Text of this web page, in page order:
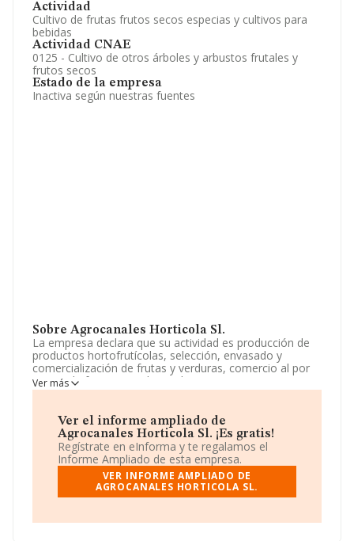
Actividad
Cultivo de frutas frutos secos especias y cultivos para
bebidas
Actividad CNAE
0125 - Cultivo de otros árboles y arbustos frutales y
frutos secos
Estado de la empresa
Inactiva según nuestras fuentes
Sobre Agrocanales Horticola Sl.
La empresa declara que su actividad es producción de
productos hortofrutícolas, selección, envasado y
comercialización de frutas y verduras, comercio al por
mayor de frutos y verduras. -la compraventa e
intermediación de toda clase de fincas rústicas y
de toda clase de edificaciones,. La empresa está
registrada como Sociedad Limitada. Tiene CNAE: 0125 -
'Cultivo de otros árboles y arbustos frutales y frutos
secos'. La sociedad no tiene actividad en mercados
exteriores.
La sociedad españolaAgrocanales Horticola S.L, CIF
Nueva Andalucia Bl 11 Ofic 4, (29660), en el municipio
Ver más
Ver el informe ampliado de
Agrocanales Horticola Sl. ¡Es gratis!
Regístrate en eInforma y te regalamos el
Informe Ampliado de esta empresa.
VER INFORME AMPLIADO DE
AGROCANALES HORTICOLA SL.